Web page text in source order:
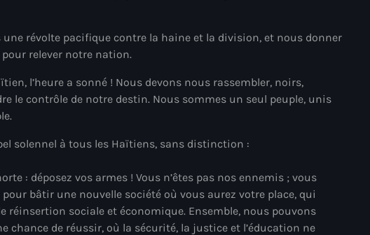
A lire
Abrite-toi
Action humanitaire
Actualités
Adriano Espaillat
révolte pacifique contre la haine et la division, et nous donner
relever notre nation.
l’heure a sonné ! Nous devons nous rassembler, noirs,
le contrôle de notre destin. Nous sommes un seul peuple, unis
solennel à tous les Haïtiens, sans distinction :
: déposez vos armes ! Vous n’êtes pas nos ennemis ; vous
bâtir une nouvelle société où vous aurez votre place, qui
réinsertion sociale et économique. Ensemble, nous pouvons
chance de réussir, où la sécurité, la justice et l’éducation ne